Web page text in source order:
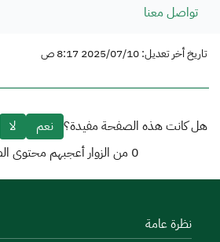
تواصل معنا
تاريخ أخر تعديل: 2025/07/10 8:17 ص
هل كانت هذه الصفحة مفيدة؟ نعم
لا
0 من الزوار أعجبهم
نظرة عامة